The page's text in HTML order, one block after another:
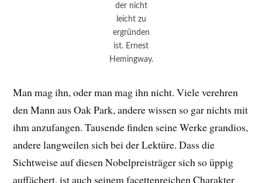
der nicht
leicht zu
ergründen
ist. Ernest
Hemingway.
Man mag ihn, oder man mag ihn nicht. Viele verehren
den Mann aus Oak Park, andere wissen so gar nichts mit
ihm anzufangen. Tausende finden seine Werke grandios,
andere langweilen sich bei der Lektüre. Dass die
Sichtweise auf diesen Nobelpreisträger sich so üppig
auffächert, ist auch seinem facettenreichen Charakter